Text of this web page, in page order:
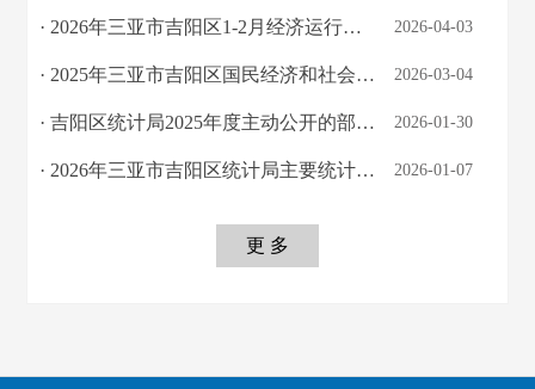
· 2026年三亚市吉阳区1-2月经济运行简况 2026-04-03
· 2025年三亚市吉阳区国民经济和社会发展统计公报 2026-03-04
· 吉阳区统计局2025年度主动公开的部分统计信息 2026-01-30
· 2026年三亚市吉阳区统计局主要统计信息发布日程表 2026-01-07
更 多